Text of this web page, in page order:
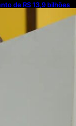
de R$ 13,9 bilhões